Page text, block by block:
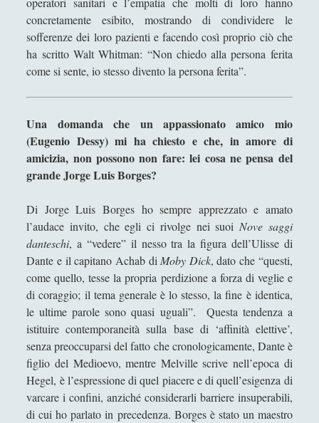
concretamente esibito, mostrando di condividere le
sofferenze dei loro pazienti e facendo così proprio ciò che
ha scritto Walt Whitman: “Non chiedo alla persona ferita
come si sente, io stesso divento la persona ferita”.
Una domanda che un appassionato amico mio
(Eugenio Dessy) mi ha chiesto e che, in amore di
amicizia, non possono non fare: lei cosa ne pensa del
grande Jorge Luis Borges?
Di Jorge Luis Borges ho sempre apprezzato e amato
l’audace invito, che egli ci rivolge nei suoi Nove saggi
danteschi, a “vedere” il nesso tra la figura dell’Ulisse di
Dante e il capitano Achab diMoby Dick, dato che “questi,
come quello, tesse la propria perdizione a forza di veglie e
di coraggio; il tema generale è lo stesso, la fine è identica,
le ultime parole sono quasi uguali”. Questa tendenza a
istituire contemporaneità sulla base di ‘affinità elettive’,
senza preoccuparsi del fatto che cronologicamente, Dante è
figlio del Medioevo, mentre Melville scrive nell’epoca di
Hegel, è l’espressione di quel piacere e di quell’esigenza di
varcare i confini, anziché considerarli barriere insuperabili,
di cui ho parlato in precedenza. Borges è stato un maestro